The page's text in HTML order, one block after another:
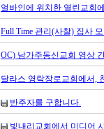
얼바인에 위치한 열린교회
Full Time 관리(사찰) 집사
OC) 남가주동신교회 영상
달라스 영락장로교회에서,
반주자를 구합니다.
빛내리교회에서 미디어